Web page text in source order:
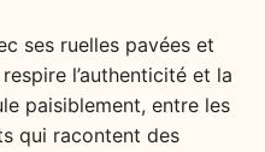
ses ruelles pavées et
l’authenticité et la
paisiblement, entre les
qui racontent des